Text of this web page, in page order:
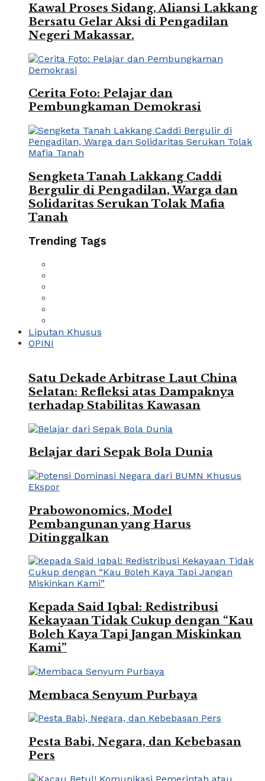
Kawal Proses Sidang, Aliansi Lakkang
Bersatu Gelar Aksi di Pengadilan
Negeri Makassar.
Cerita Foto: Pelajar dan
Pembungkaman Demokrasi
Sengketa Tanah Lakkang Caddi
Bergulir di Pengadilan, Warga dan
Solidaritas Serukan Tolak Mafia
Tanah
Trending Tags
Liputan Khusus
OPINI
Satu Dekade Arbitrase Laut China
Selatan: Refleksi atas Dampaknya
terhadap Stabilitas Kawasan
Belajar dari Sepak Bola Dunia
Prabowonomics, Model
Pembangunan yang Harus
Ditinggalkan
Kepada Said Iqbal: Redistribusi
Kekayaan Tidak Cukup dengan “Kau
Boleh Kaya Tapi Jangan Miskinkan
Kami”
Membaca Senyum Purbaya
Pesta Babi, Negara, dan Kebebasan
Pers